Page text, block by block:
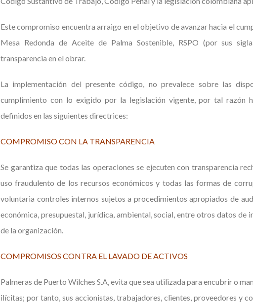
Este compromiso encuentra arraigo en el objetivo de avanzar hacia el
Mesa Redonda de Aceite de Palma Sostenible, RSPO (por sus
transparencia en el obrar.
La implementación del presente código, no prevalece sobre las
cumplimiento con lo exigido por la legislación vigente, por tal razón
definidos en las siguientes directrices:
COMPROMISO CON LA TRANSPARENCIA
Se garantiza que todas las operaciones se ejecuten con transparencia
uso fraudulento de los recursos económicos y todas las formas de
voluntaria controles internos sujetos a procedimientos apropiados de
económica, presupuestal, jurídica, ambiental, social, entre otros datos de
de la organización.
COMPROMISOS CONTRA EL LAVADO DE ACTIVOS
Palmeras de Puerto Wilches S.A, evita que sea utilizada para encubrir o
ilícitas; por tanto, sus accionistas, trabajadores, clientes, proveedores y